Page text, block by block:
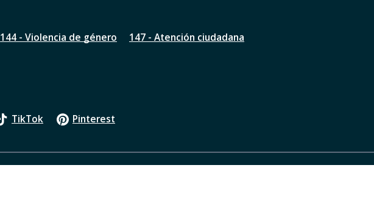
144 - Violencia de género
147 - Atención ciudadana
TikTok Pinterest